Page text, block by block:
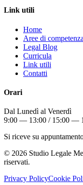
Link utili
Home
Aree di competenza
Legal Blog
Curricula
Link utili
Contatti
Orari
Dal Lunedì al Venerdì
9:00 — 13:00 / 15:00 —
Si riceve su
© 2026 Studio Legale
riservati.
Privacy PolicyCookie